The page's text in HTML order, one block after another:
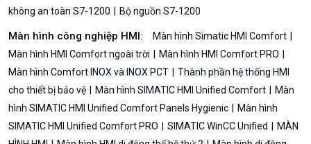
không an toàn S7-1200
Bộ nguồn S7-1200
Màn hình công nghiệp HMI:
Màn hình Simatic HMI Comfort
Màn hình HMI Comfort ngoài trời
Màn hình HMI Comfort PRO
Màn hình Comfort INOX và INOX PCT
Thành phần hệ thống HMI
cho thiết bị bảo vệ
Màn hình SIMATIC HMI Unified Comfort
Màn
hình SIMATIC HMI Unified Comfort Panels Hygienic
Màn hình
SIMATIC HMI Unified Comfort PRO
SIMATIC WinCC Unified
MÀN